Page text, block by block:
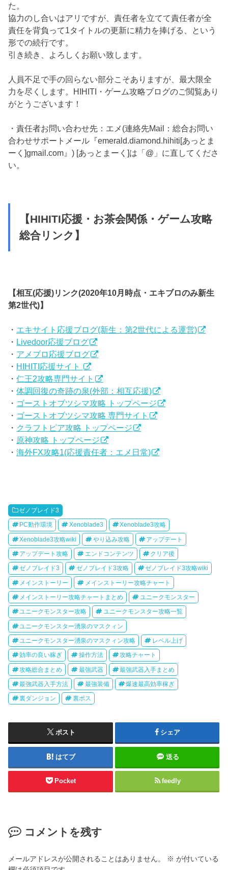
た。
協力のし合いはアリですが、責任者を立てて責任者が全
責任を背負って1タイトルの更新に精力を捧げる、という
形での続行です。
引き続き、よろしくお願い致します。
人員不足で手の回らない部分こそありますが、最大限全
力を尽くします。HIHITI・ゲーム攻略ブログのご閲覧あり
がとうございます！
・責任者お問い合わせ先：エメ(連絡先Mail：総合お問い
合わせサポートメール『emerald.diamond.hihiti[あっとま
ーく]gmail.com』) [あっとまーく]は「@」に直してくださ
い。
【HIHITI応援・お茶会関係・ゲーム攻略
総合リンク】
【相互(応援)リンク(2020年10月時点・エキブロのみ新生
第2世代)】
・ エキサイト応援ブログ(新生：第2世代による運営)
・ Livedoor応援ブログ
・ アメブロ応援ブログ
・ HIHITI応援サイト
・仁王2攻略専門サイト
・体調回復の奇跡の泉(外部：相互応援)
・ ゴーストオブツシマ攻略 トップページ
・ ゴーストオブツシマ攻略 専門サイト
・ クラフトピア攻略 トップページ
・ 原神攻略 トップページ
・海外FX攻略1(応援責任者：エメ日常)
ゼノブレイド3
PC動作環境 Xenoblade3 Xenoblade3攻略
Xenoblade3攻略wiki やり込み攻略 アップデート
アップデート攻略 エンドコンテンツ クリア後
ゼノブレイド3 ゼノブレイド3攻略 ゼノブレイド3攻略wiki
メインストーリー メインストーリー攻略チャート
メインストーリー攻略チャートまとめ ユニークモンスター
ユニークモンスター攻略 ユニークモンスター攻略一覧
ユニークモンスター湧泉のマスクィン
ユニークモンスター湧泉のマスクィン攻略 レベル上げ
効率の良い稼ぎ 操作方法 攻略チャート
攻略総合まとめ 最強武器 最強武器入手まとめ
最強武器入手方法 最強装備 爆速最高効率稼ぎ
裏ダンジョン 裏ボス
ポスト シェア
はてブ 送る
Pocket feedly
コメントを残す
メールアドレスが公開されることはありません。 ※ が付いている